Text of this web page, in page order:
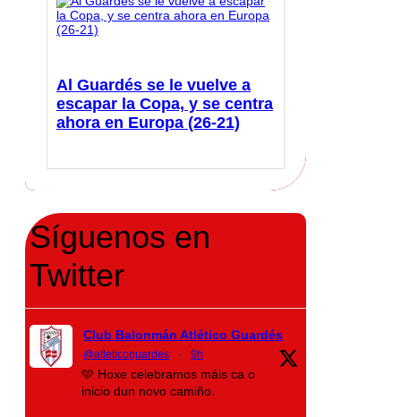
Al Guardés se le vuelve a
escapar la Copa, y se centra
ahora en Europa (26-21)
Síguenos en
Twitter
Club Balonmán Atlético Guardés
@atleticoguardes · 9h
🩵 Hoxe celebramos máis ca o
inicio dun novo camiño.